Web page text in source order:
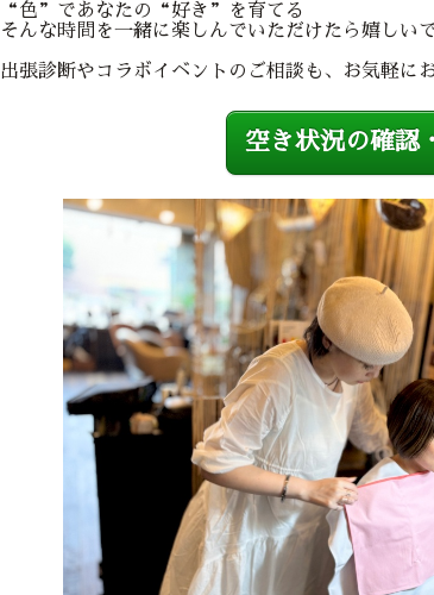
“色”であなたの“好き”を育てる
そんな時間を一緒に楽しんでいただけたら嬉しいで
出張診断やコラボイベントのご相談も、お気軽に
空き状況の確認